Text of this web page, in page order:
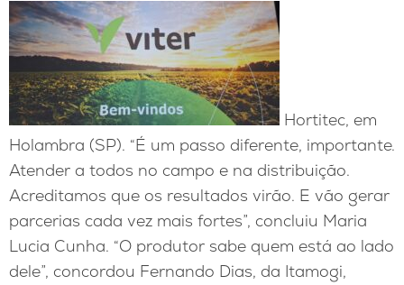
Hortitec, em
Holambra (SP). “É um passo diferente, importante.
Atender a todos no campo e na distribuição.
Acreditamos que os resultados virão. E vão gerar
parcerias cada vez mais fortes”, concluiu Maria
Lucia Cunha. “O produtor sabe quem está ao lado
dele”, concordou Fernando Dias, da Itamogi,